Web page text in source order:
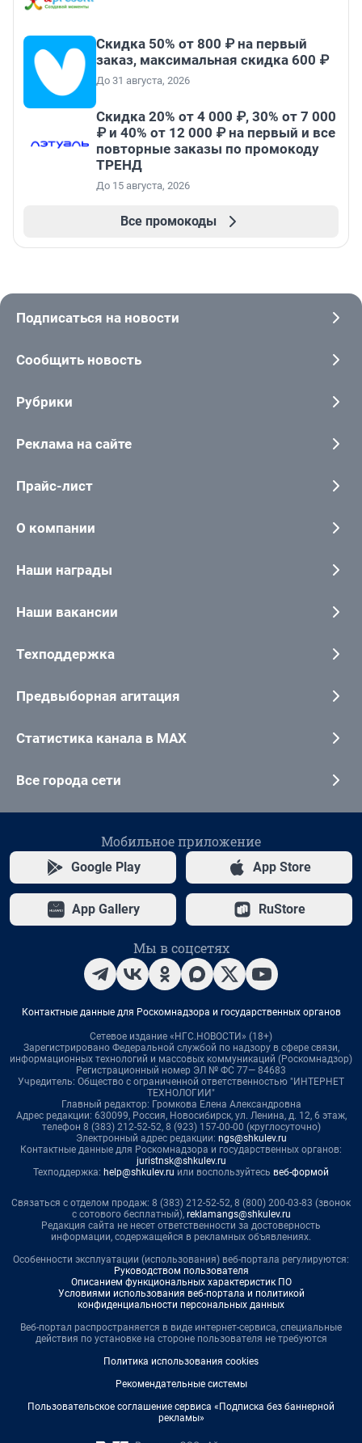
Скидка 50% от 800 ₽ на первый
заказ, максимальная скидка 600 ₽
До 31 августа, 2026
Скидка 20% от 4 000 ₽, 30% от 7 000
₽ и 40% от 12 000 ₽ на первый и все
повторные заказы по промокоду
ТРЕНД
До 15 августа, 2026
Все промокоды
Подписаться на новости
Сообщить новость
Рубрики
Реклама на сайте
Прайс-лист
О компании
Наши награды
Наши вакансии
Техподдержка
Предвыборная агитация
Статистика канала в MAX
Все города сети
Мобильное приложение
Google Play App Store
App Gallery RuStore
Мы в соцсетях
Контактные данные для Роскомнадзора и государственных органов
Сетевое издание «НГС.НОВОСТИ» (18+)
Зарегистрировано Федеральной службой по надзору в сфере связи,
информационных технологий и массовых коммуникаций (Роскомнадзор)
Регистрационный номер ЭЛ № ФС 77— 84683
Учредитель: Общество с ограниченной ответственностью "ИНТЕРНЕТ
ТЕХНОЛОГИИ"
Главный редактор: Громкова Елена Александровна
Адрес редакции: 630099, Россия, Новосибирск, ул. Ленина, д. 12, 6 этаж,
телефон 8 (383) 212-52-52, 8 (923) 157-00-00 (круглосуточно)
Электронный адрес редакции: ngs@shkulev.ru
Контактные данные для Роскомнадзора и государственных органов:
juristnsk@shkulev.ru
Техподдержка: help@shkulev.ru или воспользуйтесь веб-формой
Связаться с отделом продаж: 8 (383) 212-52-52, 8 (800) 200-03-83 (звонок
с сотового бесплатный), reklamangs@shkulev.ru
Редакция сайта не несет ответственности за достоверность
информации, содержащейся в рекламных объявлениях.
Особенности эксплуатации (использования) веб-портала регулируются:
Руководством пользователя
Описанием функциональных характеристик ПО
Условиями использования веб-портала и политикой
конфиденциальности персональных данных
Веб-портал распространяется в виде интернет-сервиса, специальные
действия по установке на стороне пользователя не требуются
Политика использования cookies
Рекомендательные системы
Пользовательское соглашение сервиса «Подписка без баннерной
рекламы»